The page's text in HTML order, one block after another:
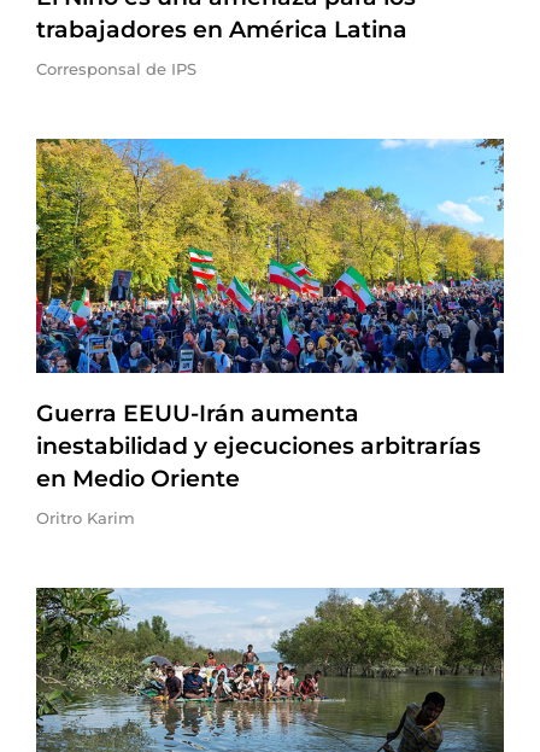
trabajadores en América Latina
Corresponsal de IPS
Guerra EEUU-Irán aumenta
inestabilidad y ejecuciones arbitrarías
en Medio Oriente
Oritro Karim